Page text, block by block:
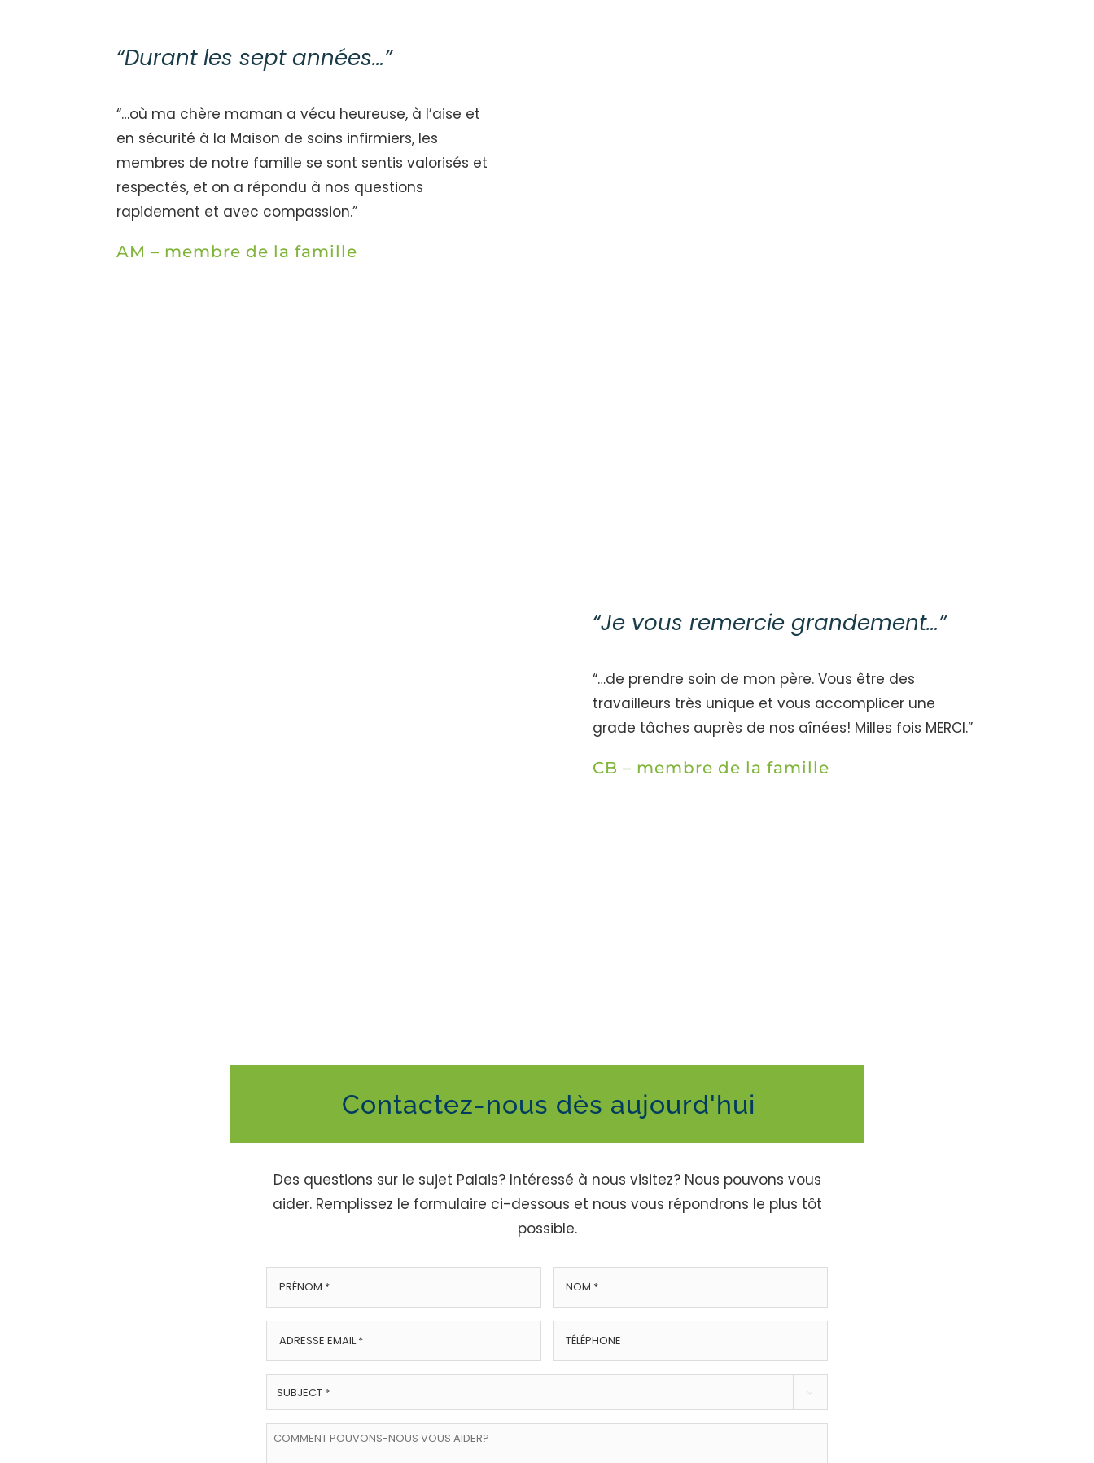
“Durant les sept années…”
“…où ma chère maman a vécu heureuse, à l’aise et
en sécurité à la Maison de soins infirmiers, les
membres de notre famille se sont sentis valorisés et
respectés, et on a répondu à nos questions
rapidement et avec compassion.”
AM – membre de la famille
“Je vous remercie grandement…”
“…de prendre soin de mon père. Vous être des
travailleurs très unique et vous accomplicer une
grade tâches auprès de nos aînées! Milles fois MERCI.”
CB – membre de la famille
Contactez-nous dès aujourd'hui
Des questions sur le sujet Palais? Intéressé à nous visitez? Nous pouvons vous
aider. Remplissez le formulaire ci-dessous et nous vous répondrons le plus tôt
possible.
Prénom
*
Téléphone
SUJET
*
Comment